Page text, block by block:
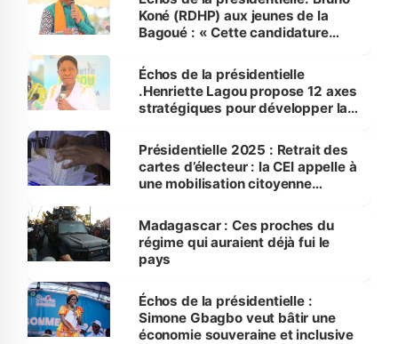
Koné (RDHP) aux jeunes de la
Bagoué : « Cette candidature
Échos de la présidentielle
.Henriette Lagou propose 12 axes
stratégiques pour développer la
Présidentielle 2025 : Retrait des
cartes d’électeur : la CEI appelle à
une mobilisation citoyenne
Madagascar : Ces proches du
régime qui auraient déjà fui le
pays
Échos de la présidentielle :
Simone Gbagbo veut bâtir une
économie souveraine et inclusive